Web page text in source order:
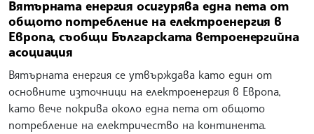
Вятърната енергия осигурява една пета от
общото потребление на електроенергия в
Европа, съобщи Българската ветроенергийна
асоциация
Вятърната енергия се утвърждава като един от
основните източници на електроенергия в Европа,
като вече покрива около една пета от общото
потребление на електричество на континента.